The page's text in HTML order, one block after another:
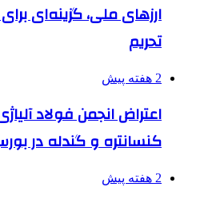
ارزهای ملی، گزینه‌ای
تحریم
2 هفته پیش
اعتراض انجمن فولاد
کنسانتره و گندله در
2 هفته پیش